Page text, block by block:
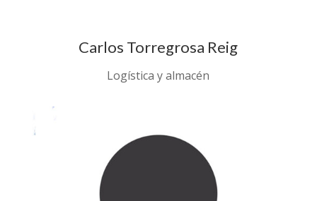
Carlos Torregrosa Reig
Logística y almacén